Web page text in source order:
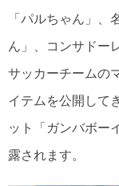
「パルちゃん」、
ん」、コンサドー
サッカーチームの
イテムを公開して
ット「ガンバボー
露されます。